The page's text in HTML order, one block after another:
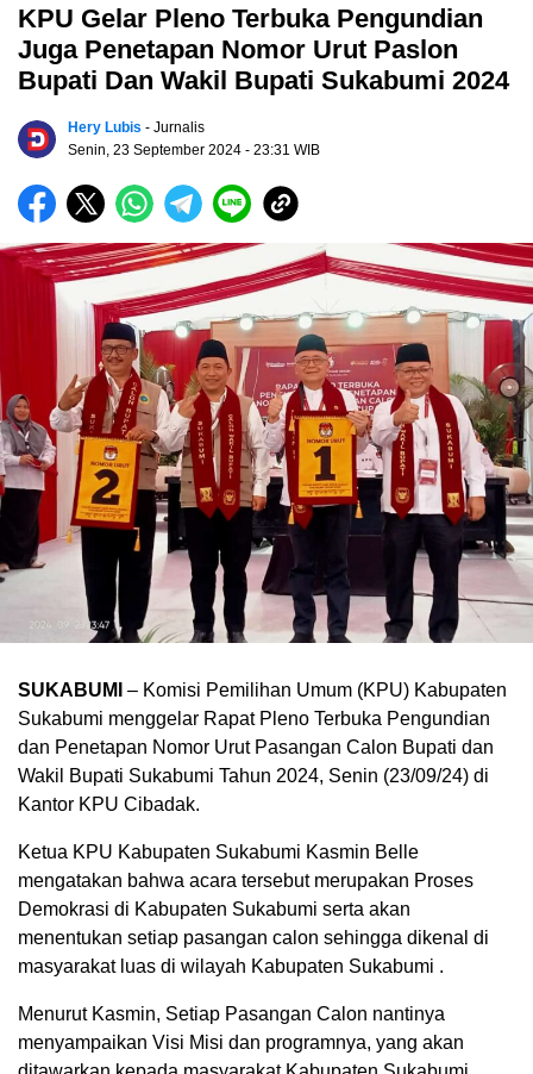
KPU Gelar Pleno Terbuka Pengundian
Juga Penetapan Nomor Urut Paslon
Bupati Dan Wakil Bupati Sukabumi 2024
Hery Lubis - Jurnalis
Senin, 23 September 2024 - 23:31 WIB
SUKABUMI – Komisi Pemilihan Umum (KPU) Kabupaten
Sukabumi menggelar Rapat Pleno Terbuka Pengundian
dan Penetapan Nomor Urut Pasangan Calon Bupati dan
Wakil Bupati Sukabumi Tahun 2024, Senin (23/09/24) di
Kantor KPU Cibadak.
Ketua KPU Kabupaten Sukabumi Kasmin Belle
mengatakan bahwa acara tersebut merupakan Proses
Demokrasi di Kabupaten Sukabumi serta akan
menentukan setiap pasangan calon sehingga dikenal di
masyarakat luas di wilayah Kabupaten Sukabumi .
Menurut Kasmin, Setiap Pasangan Calon nantinya
menyampaikan Visi Misi dan programnya, yang akan